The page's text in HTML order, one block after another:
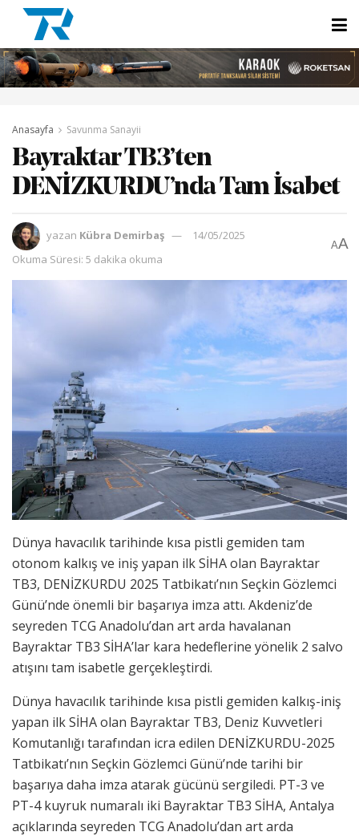
Anasayfa Savunma Sanayii
Bayraktar TB3’ten
DENİZKURDU’nda Tam İsabet
yazan Kübra Demirbaş
14/05/2025
Okuma Süresi: 5 dakika okuma
AA
Dünya havacılık tarihinde kısa pistli gemiden tam
otonom kalkış ve iniş yapan ilk SİHA olan Bayraktar
TB3, DENİZKURDU 2025 Tatbikatı’nın Seçkin Gözlemci
Günü’nde önemli bir başarıya imza attı. Akdeniz’de
seyreden TCG Anadolu’dan art arda havalanan
Bayraktar TB3 SİHA’lar kara hedeflerine yönelik 2 salvo
atışını tam isabetle gerçekleştirdi.
Dünya havacılık tarihinde kısa pistli gemiden kalkış-iniş
yapan ilk SİHA olan Bayraktar TB3, Deniz Kuvvetleri
Komutanlığı tarafından icra edilen DENİZKURDU-2025
Tatbikatı’nın Seçkin Gözlemci Günü’nde tarihi bir
başarıya daha imza atarak gücünü sergiledi. PT-3 ve
PT-4 kuyruk numaralı iki Bayraktar TB3 SİHA, Antalya
açıklarında seyreden TCG Anadolu’dan art arda